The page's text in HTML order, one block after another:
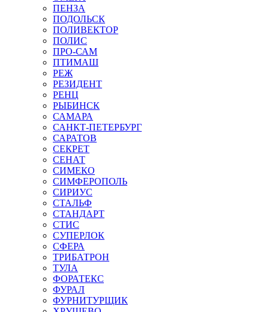
ПЕНЗА
ПОДОЛЬСК
ПОЛИВЕКТОР
ПОЛИС
ПРО-САМ
ПТИМАШ
РЕЖ
РЕЗИДЕНТ
РЕНЦ
РЫБИНСК
САМАРА
САНКТ-ПЕТЕРБУРГ
САРАТОВ
СЕКРЕТ
СЕНАТ
СИМЕКО
СИМФЕРОПОЛЬ
СИРИУС
СТАЛЬФ
СТАНДАРТ
СТИС
СУПЕРЛОК
СФЕРА
ТРИБАТРОН
ТУЛА
ФОРАТЕКС
ФУРАЛ
ФУРНИТУРЩИК